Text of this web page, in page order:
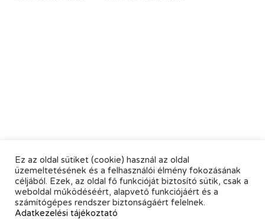
Ez az oldal sütiket (cookie) használ az oldal
üzemeltetésének és a felhasználói élmény fokozásának
céljából. Ezek, az oldal fő funkcióját biztosító sütik, csak a
weboldal működéséért, alapvető funkciójáért és a
számítógépes rendszer biztonságáért felelnek.
Adatkezelési tájékoztató